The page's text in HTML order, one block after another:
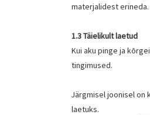
materjalidest erineda.
1.3 Täielikult laetud
Kui aku pinge ja
tingimused.
Järgmisel joonisel on
laetuks.